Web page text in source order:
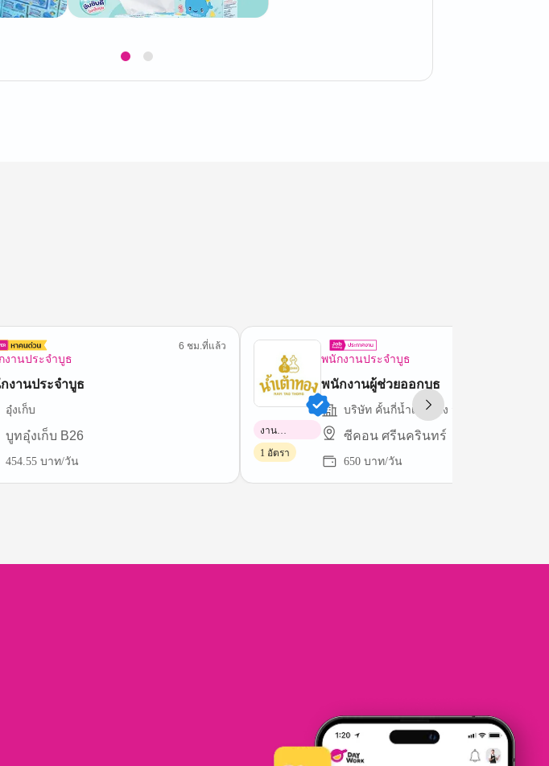
งานประจำบูธ
6 ชม.ที่แล้ว
งานประจำบูธ
อุ๋งเก็บ
บูทอุ๋งเก็บ B26
454.55 บาท/วัน
พนักงานประจำบูธ
พนักงานผู้ช่วยออกบูธ
บริษัท คั้นกี่น้ำเต้าทอง จำกัด
ซีคอน ศรีนครินทร์
650 บาท/วัน
งาน
พาร์ทไทม์
1 อัตรา